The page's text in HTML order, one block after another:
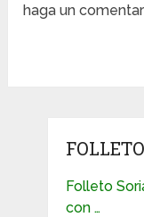
haga un
Folleto
con …